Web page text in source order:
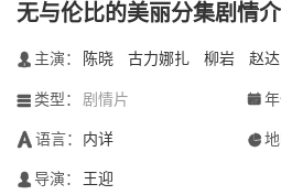
无与伦比的美丽分集剧情
󰃖 主演： 陈晓 古力娜扎 柳岩 赵达
󰁣 年
󰀥 类型： 剧情片
󰃍 地
󰃋 语言： 内详
󰄭 导演： 王迎